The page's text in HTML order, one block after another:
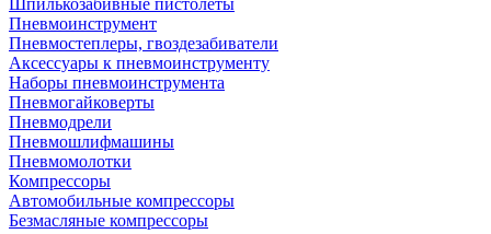
Шпилькозабивные пистолеты
Пневмоинструмент
Пневмостеплеры, гвоздезабиватели
Аксессуары к пневмоинструменту
Наборы пневмоинструмента
Пневмогайковерты
Пневмодрели
Пневмошлифмашины
Пневмомолотки
Компрессоры
Автомобильные компрессоры
Безмасляные компрессоры